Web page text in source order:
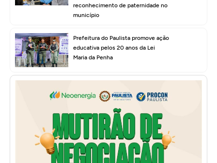
reconhecimento de paternidade no
município
Prefeitura do Paulista promove ação
educativa pelos 20 anos da Lei
Maria da Penha